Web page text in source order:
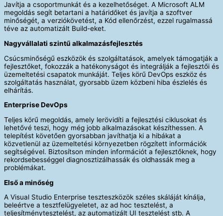
Javítja a csoportmunkát és a kezelhetőséget. A Microsoft ALM
megoldás segít betartani a határidőket és javítja a szoftver
minőségét, a verziókövetést, a Kód ellenőrzést, ezzel rugalmassá
téve az automatizált Build-eket.
Nagyvállalati szintű alkalmazásfejlesztés
Csúcsminőségű eszközök és szolgáltatások, amelyek támogatják a
fejlesztőket, fokozzák a hatékonyságot és integrálják a fejlesztői és
üzemeltetési csapatok munkáját. Teljes körű DevOps eszköz és
szolgáltatás használat, gyorsabb üzem közbeni hiba észlelés és
elhárítás.
Enterprise DevOps
Teljes körű megoldás, amely lerövidíti a fejlesztési ciklusokat és
lehetővé teszi, hogy még jobb alkalmazásokat készíthessen. A
telepítést követően gyorsabban javíthatja ki a hibákat a
közvetlenül az üzemeltetési környezetben rögzített információk
segítségével. Biztosítson minden információt a fejlesztőknek, hogy
rekordsebességgel diagnosztizálhassák és oldhassák meg a
problémákat.
Első a minőség
A Visual Studio Enterprise teszteszközök széles skáláját kínálja,
beleértve a tesztfelügyeletet, az ad hoc tesztelést, a
teljesítménytesztelést, az automatizált UI tesztelést stb. A